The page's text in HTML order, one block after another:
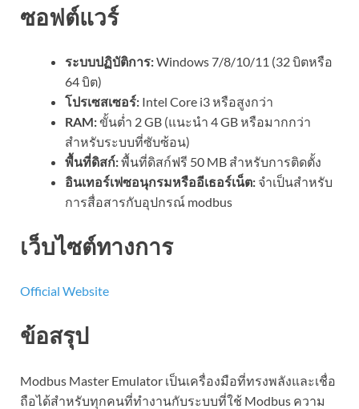
ซอฟต์แวร์
ระบบปฏิบัติการ:Windows 7/8/10/11 (32 บิตหรือ
64 บิต)
โปรเซสเซอร์: Intel Core i3 หรือสูงกว่า
RAM:ขั้นต่ำ 2 GB (แนะนำ 4 GB หรือมากกว่า
สำหรับระบบที่ซับซ้อน)
พื้นที่ดิสก์:พื้นที่ดิสก์ฟรี 50 MB สำหรับการติดตั้ง
อินเทอร์เฟซอนุกรมหรืออีเธอร์เน็ต: จำเป็นสำหรับ
การสื่อสารกับอุปกรณ์ modbus
เว็บไซต์ทางการ
Official Website
ข้อสรุป
Modbus Master Emulator เป็นเครื่องมือที่ทรงพลังและเชื่อ
ถือได้สำหรับทุกคนที่ทำงานกับระบบที่ใช้ Modbus ความ